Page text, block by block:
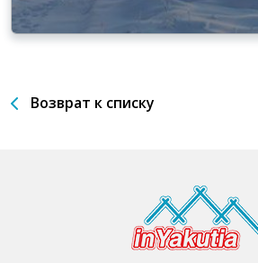
Возврат к списку